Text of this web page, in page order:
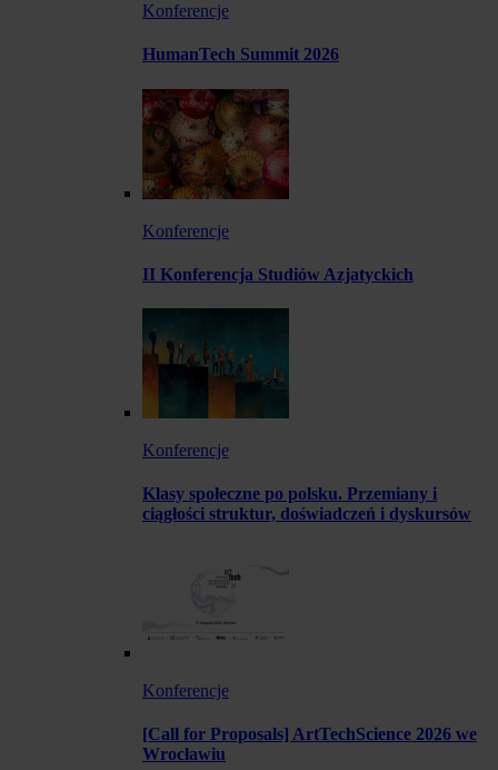
Konferencje
HumanTech Summit 2026
Konferencje
II Konferencja Studiów Azjatyckich
Konferencje
Klasy społeczne po polsku. Przemiany i
ciągłości struktur, doświadczeń i dyskursów
Konferencje
[Call for Proposals] ArtTechScience 2026 we
Wrocławiu